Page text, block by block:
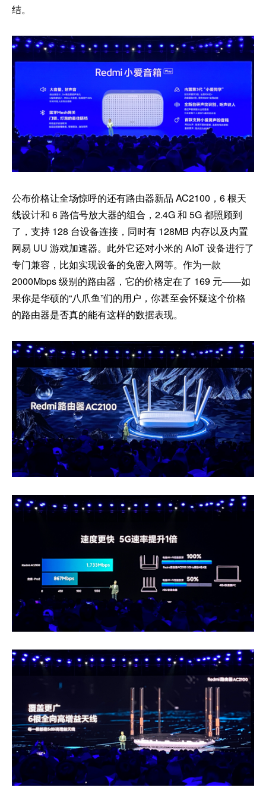
结。
公布价格让全场惊呼的还有路由器新品 AC2100，6 根天
线设计和 6 路信号放大器的组合，2.4G 和 5G 都照顾到
了，支持 128 台设备连接，同时有 128MB 内存以及内置
网易 UU 游戏加速器。此外它还对小米的 AIoT 设备进行了
专门兼容，比如实现设备的免密入网等。作为一款
2000Mbps 级别的路由器，它的价格定在了 169 元——如
果你是华硕的“八爪鱼”们的用户，你甚至会怀疑这个价格
的路由器是否真的能有这样的数据表现。